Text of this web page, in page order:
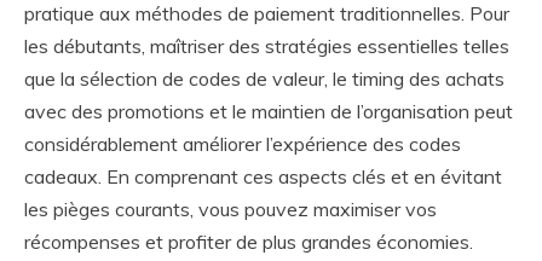
pratique aux méthodes de paiement traditionnelles. Pour
les débutants, maîtriser des stratégies essentielles telles
que la sélection de codes de valeur, le timing des achats
avec des promotions et le maintien de l’organisation peut
considérablement améliorer l’expérience des codes
cadeaux. En comprenant ces aspects clés et en évitant
les pièges courants, vous pouvez maximiser vos
récompenses et profiter de plus grandes économies.